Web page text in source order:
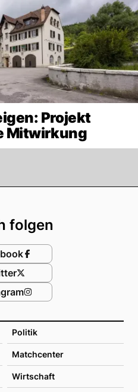
Projekt
Mitwirkung
Politik
Matchcenter
Wirtschaft
folgen